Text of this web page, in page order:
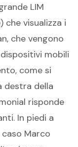
LIM
visualizza i
che vengono
mobili
come si
destra della
risponde
In piedi a
Marco